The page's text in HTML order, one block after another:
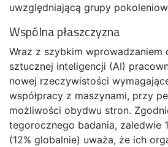
uwzględniającą grupy
Wspólna płaszczyzna
Wraz z szybkim wprowadzaniem
sztucznej inteligencji (AI)
nowej rzeczywistości
współpracy z maszynami, przy
możliwości obydwu stron.
tegorocznego badania, zaledwie
(12% globalnie) uważa, że ich